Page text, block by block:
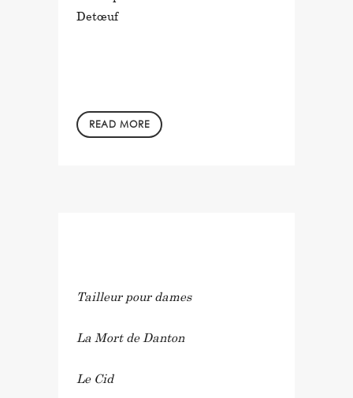
Detœuf
READ MORE
Tailleur pour dames
La Mort de Danton
Le Cid